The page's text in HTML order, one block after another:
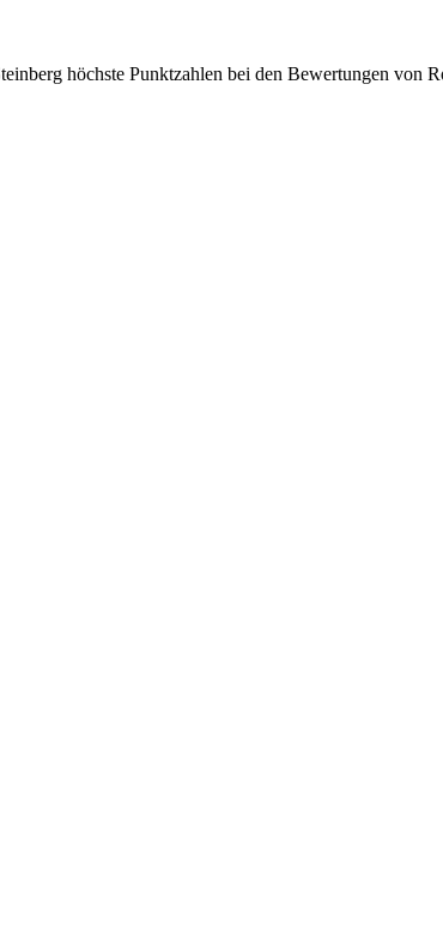
höchste Punktzahlen bei den Bewertungen von